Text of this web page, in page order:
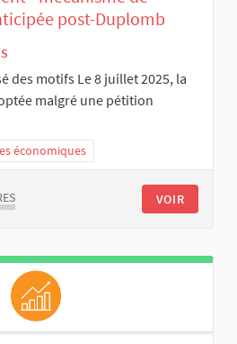
post-Duplomb
des motifs Le 8 juillet 2025, la
malgré une pétition
économiques
VOIR